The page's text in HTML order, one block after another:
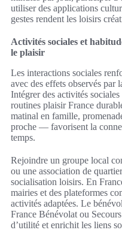
utiliser des applications
gestes rendent les loisirs
Activités sociales et
le plaisir
Les interactions sociales
avec des effets observés par
Intégrer des activités
routines plaisir France
matinal en famille,
proche — favorisent la
temps.
Rejoindre un groupe local
ou une association de
socialisation loisirs. En
mairies et des plateformes
activités adaptées. Le
France Bénévolat ou
d’utilité et enrichit les liens